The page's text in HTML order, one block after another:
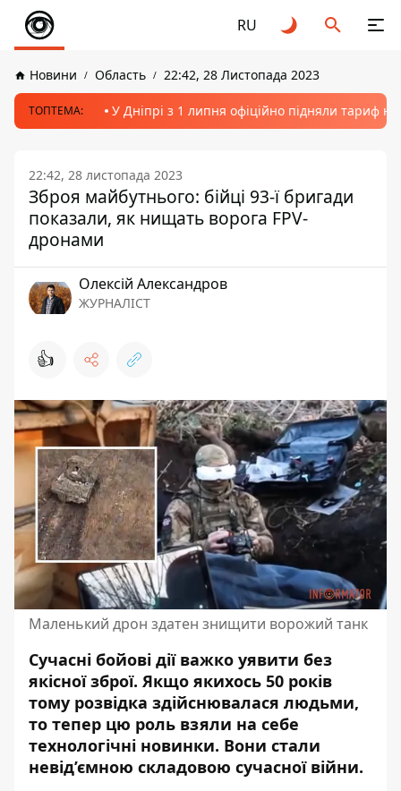
RU
Новини Область 22:42, 28 Листопада 2023
ТОПТЕМА: У Дніпрі з 1 липня офіційно підняли тариф
22:42, 28 листопада 2023
Зброя майбутнього: бійці 93-ї бригади
показали, як нищать ворога FPV-
дронами
Олексій Александров
ЖУРНАЛІСТ
👍
Маленький дрон здатен знищити ворожий танк
Сучасні бойові дії важко уявити без
якісної зброї. Якщо якихось 50 років
тому розвідка здійснювалася людьми,
то тепер цю роль взяли на себе
технологічні новинки. Вони стали
невід’ємною складовою сучасної війни.